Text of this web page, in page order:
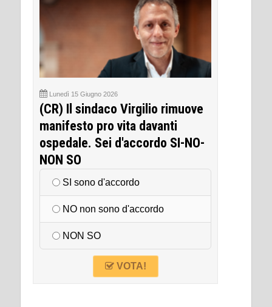
Lunedì 15 Giugno 2026
(CR) Il sindaco Virgilio rimuove
manifesto pro vita davanti
ospedale. Sei d'accordo SI-NO-
NON SO
SI sono d'accordo
NO non sono d'accordo
NON SO
VOTA!